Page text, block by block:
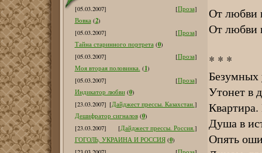
[05.03.2007] [Проза]
Вовка (2)
[05.03.2007]
[Проза]
Тайна старинного портрета (0)
[05.03.2007]
[Проза]
Моя вторая половинка. (1)
[05.03.2007]
[Проза]
Индикатор любви (0)
[23.03.2007] [Дайджест прессы. Казахстан.]
Дешифратор сигналов (0)
[23.03.2007]
[Дайджест прессы. Россия.]
ГОГОЛЬ, УКРАИНА И РОССИЯ (0)
От любви
От любви
* * *
Безумных
Утонет в
Душа в
Опять